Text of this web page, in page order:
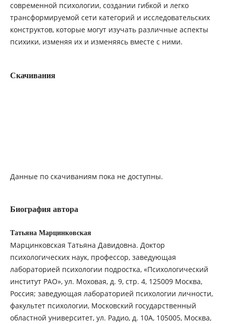
современной психологии, создании гибкой и легко
трансформируемой сети категорий и исследовательских
конструктов, которые могут изучать различные аспекты
психики, изменяя их и изменяясь вместе с ними.
Скачивания
Данные по скачиваниям пока не доступны.
Биография автора
Татьяна Марцинковская
Марцинковская Татьяна Давидовна. Доктор
психологических наук, профессор, заведующая
лабораторией психологии подростка, «Психологический
институт РАО», ул. Моховая, д. 9, стр. 4, 125009 Москва,
Россия; заведующая лабораторией психологии личности,
факультет психологии, Московский государственный
областной университет, ул. Радио, д. 10А, 105005, Москва,